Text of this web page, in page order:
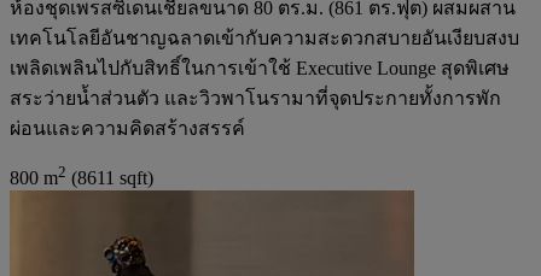
ห้องชุดเพรสซิเดนเชียลขนาด 80 ตร.ม. (861 ตร.ฟุต) ผสมผสาน
เทคโนโลยีอันชาญฉลาดเข้ากับความสะดวกสบายอันเงียบสงบ
เพลิดเพลินไปกับสิทธิ์ในการเข้าใช้ Executive Lounge สุดพิเศษ
สระว่ายน้ำส่วนตัว และวิวพาโนรามาที่จุดประกายทั้งการพัก
ผ่อนและความคิดสร้างสรรค์
800 m2 (8611 sqft)